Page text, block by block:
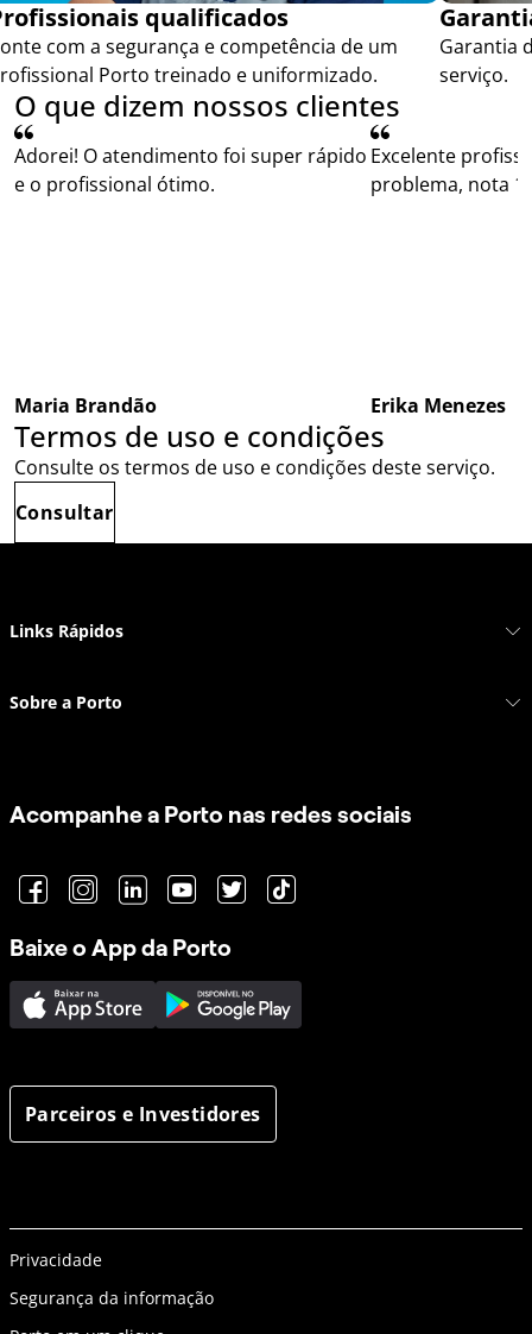
qualificados
com a segurança e competência de um
Porto treinado e uniformizado.
Garantia
serviço.
O que dizem nossos clientes
Adorei! O atendimento foi super rápido
e o profissional ótimo.
Maria Brandão
Excelente
problema, nota
Erika Menezes
Termos de uso e condições
Consulte os termos de uso e condições deste serviço.
Consultar
Links Rápidos
Sobre a Porto
Acompanhe a Porto nas redes sociais
Baixe o App da Porto
Parceiros e Investidores
Privacidade
Segurança da informação